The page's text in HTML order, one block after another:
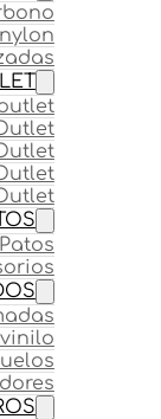
Patos